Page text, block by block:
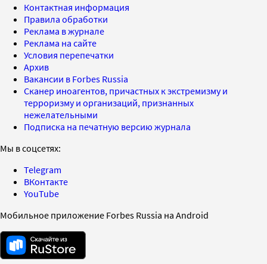
Контактная информация
Правила обработки
Реклама в журнале
Реклама на сайте
Условия перепечатки
Архив
Вакансии в Forbes Russia
Сканер иноагентов, причастных к экстремизму и
терроризму и организаций, признанных
нежелательными
Подписка на печатную версию журнала
Мы в соцсетях:
Telegram
ВКонтакте
YouTube
Мобильное приложение Forbes Russia на Android